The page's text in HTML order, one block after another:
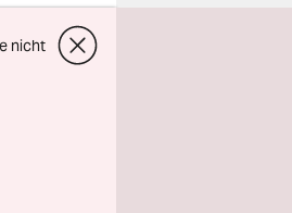
nicht